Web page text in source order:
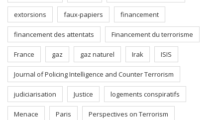
extorsions faux-papiers financement
financement des attentats Financement du terrorisme
France gaz gaz naturel Irak ISIS
Journal of Policing Intelligence and Counter Terrorism
judiciarisation Justice logements conspiratifs
Menace Paris Perspectives on Terrorism